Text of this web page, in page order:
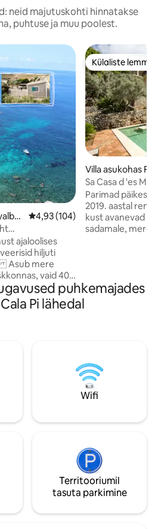
neid majutuskohti hinnatakse
puhtuse ja muu poolest.
Keskmine hinnang 4,93/5, 104
4,93 (104)
ajaloolises
hiljuti
Asub mere
vaid 400
suurt
köögi
1 vannituba, 1
sobib
olemas
Külaliste lemmik
Külaliste lemmik
Villa asukohas
Sa Casa d 'es
Stunn
Parimad
2019. aastal
kust avanevad
sadamale, merele
köögist ja
elutoast, kõik
puhkemajades
Pi lähedal
Wifi
Territooriumil
tasuta parkimine